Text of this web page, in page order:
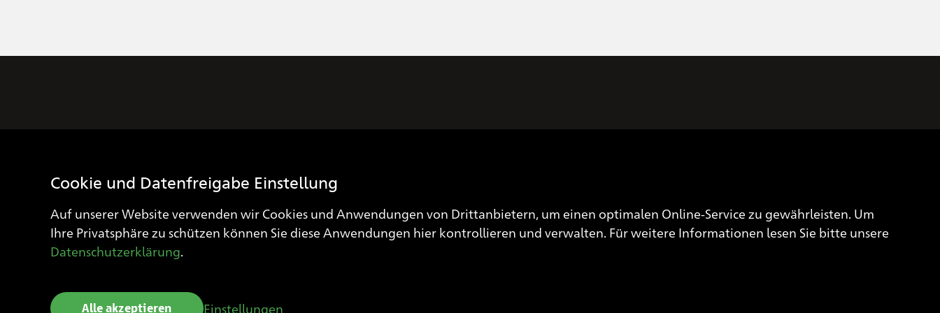
Kirchlindachstrasse 49
3052 Zollikofen
T+41 (0) 31 910 25 16
sekretariat
blindenschule.ch
Datenschutzerklärung
Cookie Einstellungen
Cookie und Datenfreigabe Einstellung
Auf unserer Website verwenden wir Cookies und Anwendungen von Drittanbietern, um einen optimalen Online-Service zu gewährleisten. Um
Ihre Privatsphäre zu schützen können Sie diese Anwendungen hier kontrollieren und verwalten. Für weitere Informationen lesen Sie bitte unsere
Datenschutzerklärung.
Alle akzeptieren Einstellungen